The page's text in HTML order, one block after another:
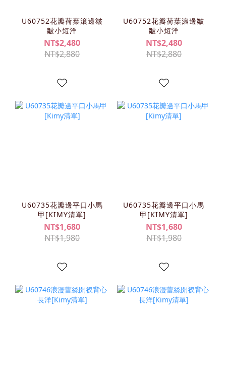
U60752花瓣荷葉滾邊皺
皺小短洋
NT$2,480
NT$2,880
U60752花瓣荷葉滾邊皺
皺小短洋
NT$2,480
NT$2,880
U60735花瓣邊平口小馬
甲[KIMY清單]
NT$1,680
NT$1,980
U60735花瓣邊平口小馬
甲[KIMY清單]
NT$1,680
NT$1,980